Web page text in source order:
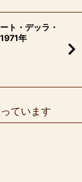
ト・デッラ・
年
ています